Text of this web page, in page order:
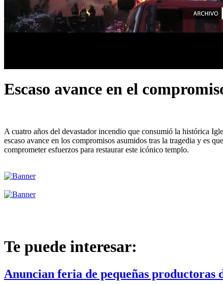
Escaso avance en el
A cuatro años del devastador incendio que consumió la histórica
escaso avance en los compromisos asumidos tras la tragedia y es
comprometer esfuerzos para restaurar este icónico templo.
Te puede interesar:
Anuncian feria de pequeñas productoras